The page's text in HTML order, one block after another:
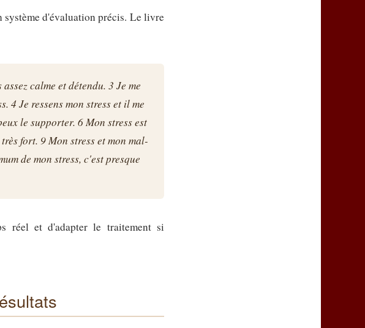
système d'évaluation précis. Le livre
calme et détendu. 3 Je me
4 Je ressens mon stress et il me
le supporter. 6 Mon stress est
fort. 9 Mon stress et mon mal-
de mon stress, c'est presque
réel et d'adapter le traitement si